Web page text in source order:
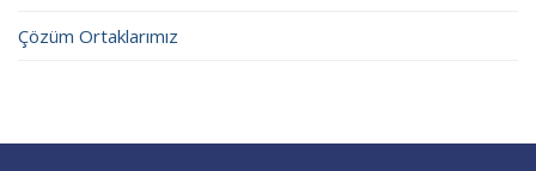
Çözüm Ortaklarımız